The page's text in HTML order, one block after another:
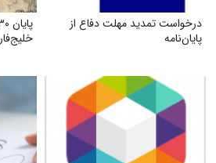
درخواست تمدید مهلت دفاع از
پایان‌نامه